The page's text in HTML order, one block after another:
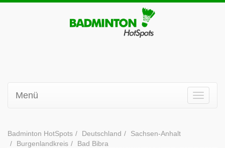
Menü
Badminton HotSpots Deutschland
Sachsen-Anhalt
Burgenlandkreis
Bad Bibra